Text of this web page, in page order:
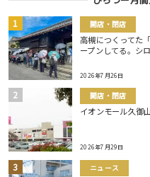
開店・閉店
高槻につくってた
ープンしてる。シ
2026年7月26日
開店・閉店
イオンモール久御
2026年7月29日
ニュース